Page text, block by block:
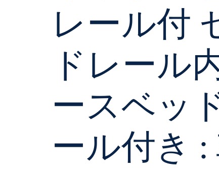
レール付
ドレール
ースベッ
ール付き